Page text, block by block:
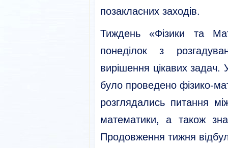
позакласних заходів.
Тиждень «Фізики та
понеділок з
вирішення цікавих задач.
було проведено фізико-
розглядались питання
математики, а також
Продовження тижня